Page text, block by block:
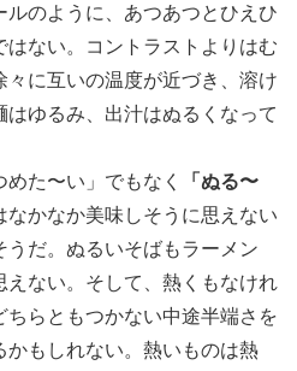
のように、あつあつとひえひ
はない。コントラストよりはむ
々に互いの温度が近づき、溶け
ゆるみ、出汁はぬるくなって
めた〜い」でもなく
「ぬる〜
なかなか美味しそうに思えない
だ。ぬるいそばもラーメン
えない。そして、熱くもなけれ
らともつかない中途半端さを
かもしれない。熱いものは熱